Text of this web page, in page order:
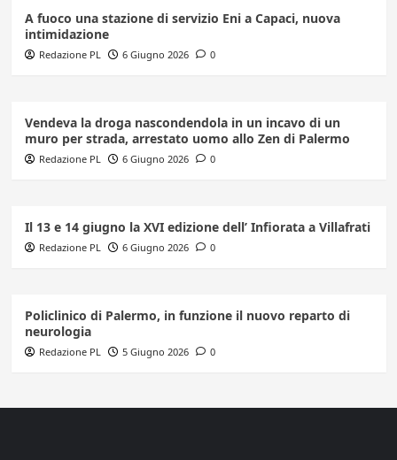
A fuoco una stazione di servizio Eni a Capaci, nuova
intimidazione
Redazione PL 6 Giugno 2026 0
Vendeva la droga nascondendola in un incavo di un
muro per strada, arrestato uomo allo Zen di Palermo
Redazione PL 6 Giugno 2026 0
Il 13 e 14 giugno la XVI edizione dell’ Infiorata a Villafrati
Redazione PL 6 Giugno 2026 0
Policlinico di Palermo, in funzione il nuovo reparto di
neurologia
Redazione PL 5 Giugno 2026 0